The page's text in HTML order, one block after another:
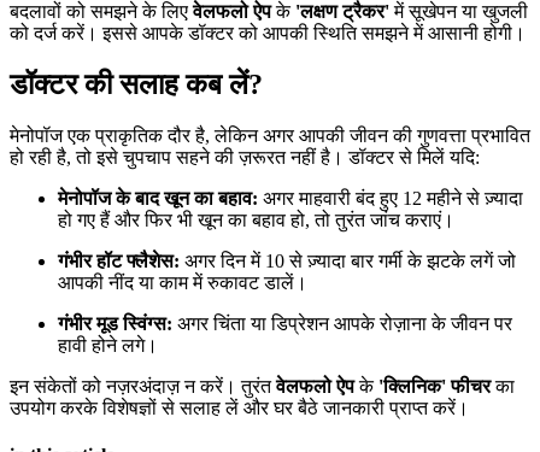
बदलावों को समझने के लिएवेलफलो ऐपके 'लक्षण ट्रैकर'में सूखेपन या खुजली
को दर्ज करें। इससे आपके डॉक्टर को आपकी स्थिति समझने में आसानी होगी।
डॉक्टर की सलाह कब लें?
मेनोपॉज एक प्राकृतिक दौर है, लेकिन अगर आपकी जीवन की गुणवत्ता प्रभावित
हो रही है, तो इसे चुपचाप सहने की ज़रूरत नहीं है। डॉक्टर से मिलें यदि:
मेनोपॉज के बाद खून का बहाव: अगर माहवारी बंद हुए 12 महीने से ज़्यादा
हो गए हैं और फिर भी खून का बहाव हो, तो तुरंत जांच कराएं।
गंभीर हॉट फ्लैशेस: अगर दिन में 10 से ज़्यादा बार गर्मी के झटके लगें जो
आपकी नींद या काम में रुकावट डालें।
गंभीर मूड स्विंग्स: अगर चिंता या डिप्रेशन आपके रोज़ाना के जीवन पर
हावी होने लगे।
इन संकेतों को नज़रअंदाज़ न करें। तुरंतवेलफलो ऐपके 'क्लिनिक' फीचरका
उपयोग करके विशेषज्ञों से सलाह लें और घर बैठे जानकारी प्राप्त करें।